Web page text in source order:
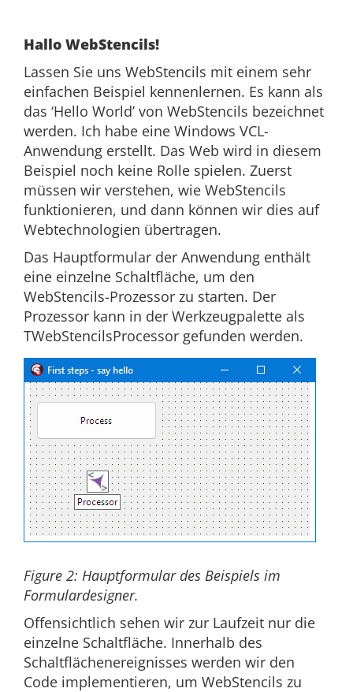
Hallo WebStencils!
Lassen Sie uns WebStencils mit einem sehr
einfachen Beispiel kennenlernen. Es kann als
das ‘Hello World’ von WebStencils bezeichnet
werden. Ich habe eine Windows VCL-
Anwendung erstellt. Das Web wird in diesem
Beispiel noch keine Rolle spielen. Zuerst
müssen wir verstehen, wie WebStencils
funktionieren, und dann können wir dies auf
Webtechnologien übertragen.
Das Hauptformular der Anwendung enthält
eine einzelne Schaltfläche, um den
WebStencils-Prozessor zu starten. Der
Prozessor kann in der Werkzeugpalette als
TWebStencilsProcessor gefunden werden.
Figure 2: Hauptformular des Beispiels im
Formulardesigner.
Offensichtlich sehen wir zur Laufzeit nur die
einzelne Schaltfläche. Innerhalb des
Schaltflächenereignisses werden wir den
Code implementieren, um WebStencils zu